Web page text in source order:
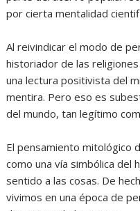
por cierta mentalidad
Al reivindicar el modo de
historiador de las
una lectura positivista del
mentira. Pero eso es
del mundo, tan legítimo
El pensamiento mitológico
como una vía simbólica del
sentido a las cosas. De
vivimos en una época de